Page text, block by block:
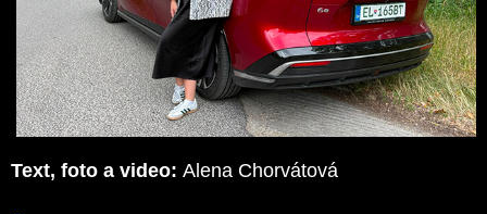
Text, foto a video: Alena Chorvátová